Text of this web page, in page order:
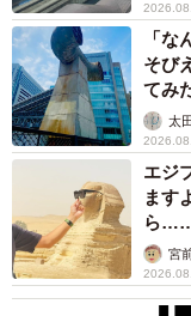
https://
日本一短い橋な気が
— おもしろ地理
「
そび
てみ
太
エジ
ます
ら……
カモ
宮